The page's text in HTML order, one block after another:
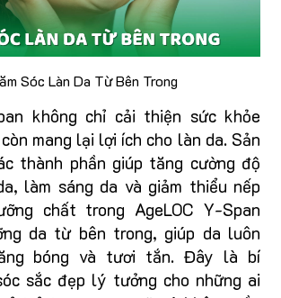
Sóc Làn Da Từ Bên Trong
không chỉ cải thiện sức khỏe
mang lại lợi ích cho làn da. Sản
thành phần giúp tăng cường độ
làm sáng da và giảm thiểu nếp
chất trong AgeLOC Y-Span
da từ bên trong, giúp da luôn
bóng và tươi tắn. Đây là bí
sắc đẹp lý tưởng cho những ai